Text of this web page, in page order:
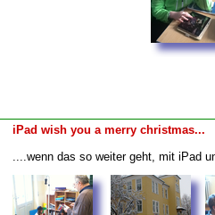
iPad wish you a merry christmas...
....wenn das so weiter geht, mit iPad